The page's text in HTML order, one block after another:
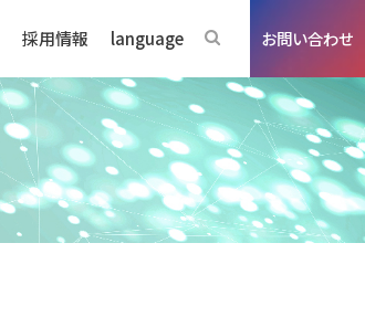
採用情報 language お問い合わせ